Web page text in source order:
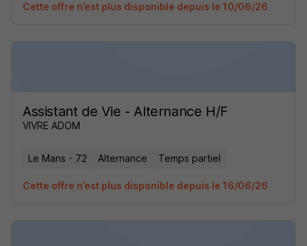
Cette offre n’est plus disponible depuis le 10/06/26
Assistant de Vie - Alternance H/F
VIVRE ADOM
Le Mans - 72 Alternance Temps partiel
Cette offre n’est plus disponible depuis le 16/06/26